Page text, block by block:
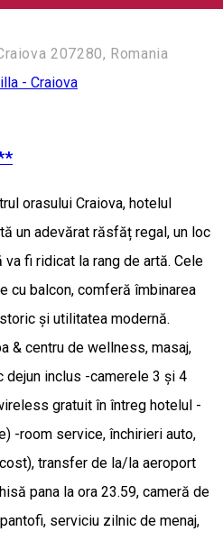
207280, Romania
- Craiova
orasului Craiova, hotelul
un adevărat răsfăț regal, un loc
fi ridicat la rang de artă. Cele
cu balcon, comferă îmbinarea
și utilitatea modernă.
& centru de wellness, masaj,
dejun inclus -camerele 3 și 4
gratuit în întreg hotelul -
-room service, închirieri auto,
transfer de la/la aeroport
pana la ora 23.59, cameră de
serviciu zilnic de menaj,